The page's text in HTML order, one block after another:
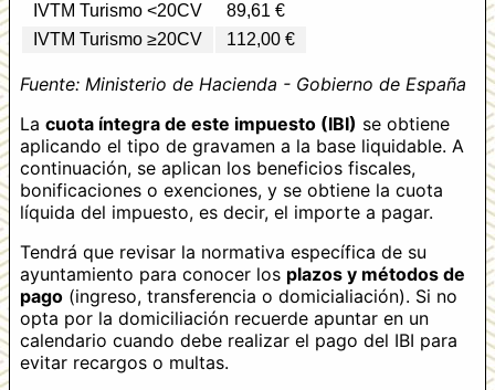
IVTM Turismo <20CV
89,61 €
IVTM Turismo ≥20CV
112,00 €
Fuente: Ministerio de Hacienda - Gobierno de España
La cuota íntegra de este impuesto (IBI) se obtiene
aplicando el tipo de gravamen a la base liquidable. A
continuación, se aplican los beneficios fiscales,
bonificaciones o exenciones, y se obtiene la cuota
líquida del impuesto, es decir, el importe a pagar.
Tendrá que revisar la normativa específica de su
ayuntamiento para conocer los plazos y métodos de
pago(ingreso, transferencia o domicialiación). Si no
opta por la domiciliación recuerde apuntar en un
calendario cuando debe realizar el pago del IBI para
evitar recargos o multas.